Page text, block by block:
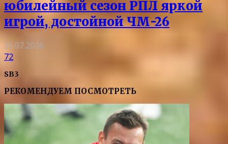
юбилейный сезон РПЛ яркой
игрой, достойной ЧМ-26
25.07.2026
72
SB3
РЕКОМЕНДУЕМ ПОСМОТРЕТЬ